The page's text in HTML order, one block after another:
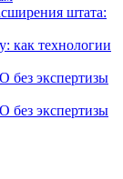
штата:
как технологии
без экспертизы
без экспертизы